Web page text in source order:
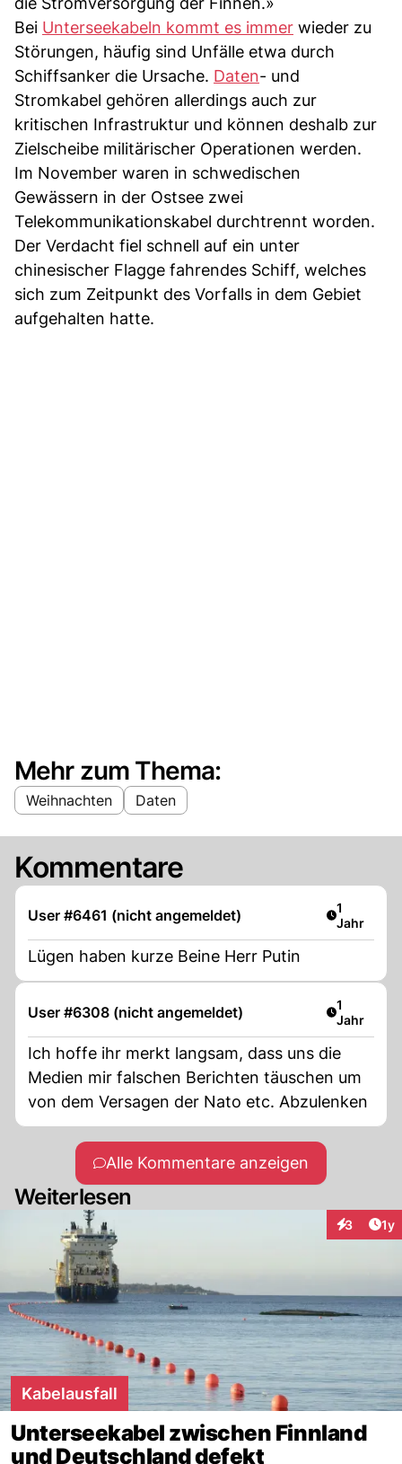
Bei Unterseekabeln kommt es immer wieder zu
Störungen, häufig sind Unfälle etwa durch
Schiffsanker die Ursache. Daten- und
Stromkabel gehören allerdings auch zur
kritischen Infrastruktur und können deshalb zur
Zielscheibe militärischer Operationen werden.
Im November waren in schwedischen
Gewässern in der Ostsee zwei
Telekommunikationskabel durchtrennt worden.
Der Verdacht fiel schnell auf ein unter
chinesischer Flagge fahrendes Schiff, welches
sich zum Zeitpunkt des Vorfalls in dem Gebiet
aufgehalten hatte.
Mehr zum Thema:
Weihnachten Daten
Kommentare
User #6461 (nicht angemeldet) Artikel
1
Jahr
Lügen haben kurze Beine Herr Putin
User #6308 (nicht angemeldet) Artikel
1
Jahr
Ich hoffe ihr merkt langsam, dass uns die
Medien mir falschen Berichten täuschen um
von dem Versagen der Nato etc. Abzulenken
Alle Kommentare anzeigen
Weiterlesen
3 1y
Kabelausfall
Unterseekabel zwischen Finnland
und Deutschland defekt